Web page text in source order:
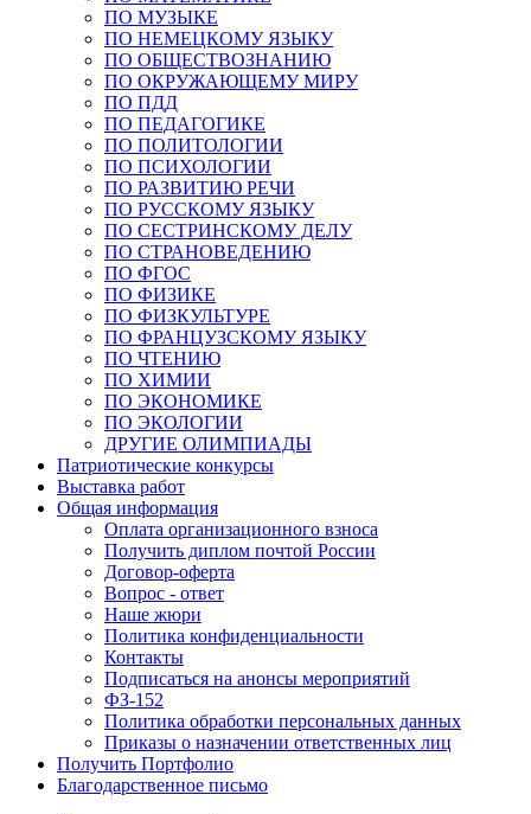
ПО МУЗЫКЕ
ПО НЕМЕЦКОМУ ЯЗЫКУ
ПО ОБЩЕСТВОЗНАНИЮ
ПО ОКРУЖАЮЩЕМУ МИРУ
ПО ПДД
ПО ПЕДАГОГИКЕ
ПО ПОЛИТОЛОГИИ
ПО ПСИХОЛОГИИ
ПО РАЗВИТИЮ РЕЧИ
ПО РУССКОМУ ЯЗЫКУ
ПО СЕСТРИНСКОМУ ДЕЛУ
ПО СТРАНОВЕДЕНИЮ
ПО ФГОС
ПО ФИЗИКЕ
ПО ФИЗКУЛЬТУРЕ
ПО ФРАНЦУЗСКОМУ ЯЗЫКУ
ПО ЧТЕНИЮ
ПО ХИМИИ
ПО ЭКОНОМИКЕ
ПО ЭКОЛОГИИ
ДРУГИЕ ОЛИМПИАДЫ
Патриотические конкурсы
Выставка работ
Общая информация
Оплата организационного взноса
Получить диплом почтой России
Договор-оферта
Вопрос - ответ
Наше жюри
Политика конфиденциальности
Контакты
Подписаться на анонсы мероприятий
ФЗ-152
Политика обработки персональных данных
Приказы о назначении ответственных лиц
Получить Портфолио
Благодарственное письмо